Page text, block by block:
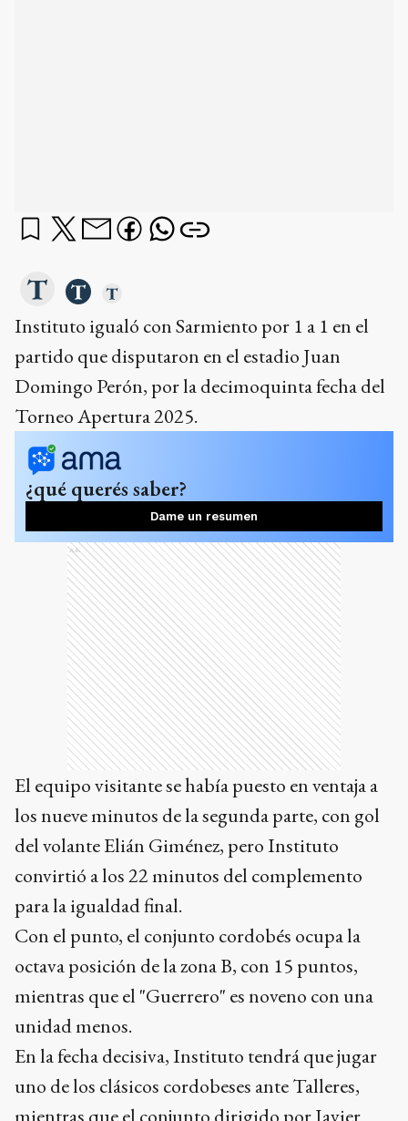
Torneo Apertura 2025.
¿qué querés saber?
Dame un resumen
Ads
El equipo visitante se había puesto en ventaja a
los nueve minutos de la segunda parte, con gol
del volante Elián Giménez, pero Instituto
convirtió a los 22 minutos del complemento
para la igualdad final.
Con el punto, el conjunto cordobés ocupa la
octava posición de la zona B, con 15 puntos,
mientras que el "Guerrero" es noveno con una
unidad menos.
En la fecha decisiva, Instituto tendrá que jugar
uno de los clásicos cordobeses ante Talleres,
mientras que el conjunto dirigido por Javier
Sanguinetti se jugará la clasificación con San
Lorenzo. Restan confirmarse los días y horarios
de ambos encuentros.
El primer gol del partido llegó a los nueve
minutos de la segunda parte. Tras un pase largo,
el lateral Gabriel Díaz tuvo libertad para avanzar